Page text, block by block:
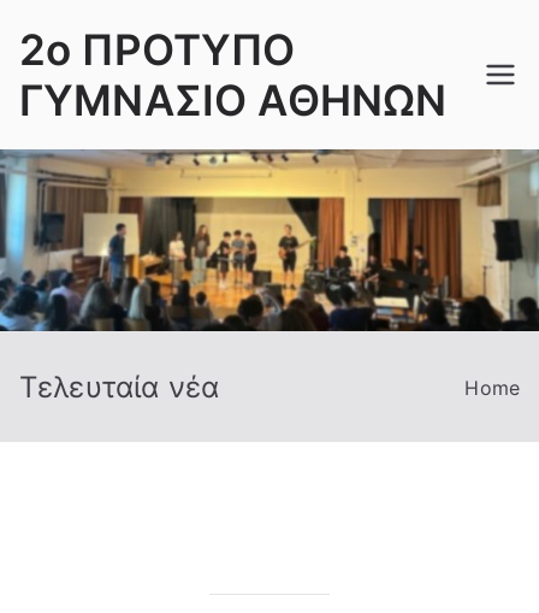
content
2ο ΠΡΟΤΥΠΟ
ΓΥΜΝΑΣΙΟ ΑΘΗΝΩΝ
Τελευταία νέα Home